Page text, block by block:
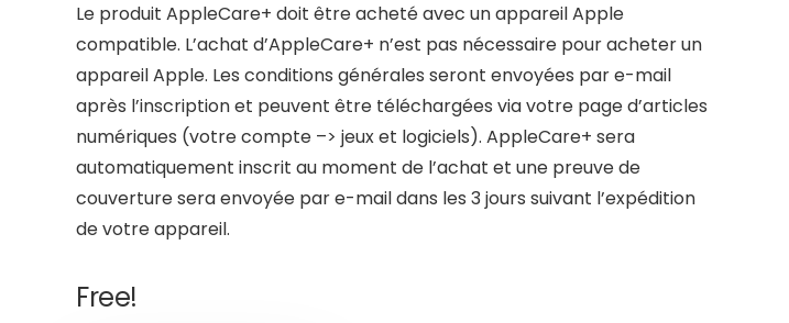
Le produit AppleCare+ doit être acheté avec un appareil Apple
compatible. L’achat d’AppleCare+ n’est pas nécessaire pour acheter un
appareil Apple. Les conditions générales seront envoyées par e-mail
après l’inscription et peuvent être téléchargées via votre page d’articles
numériques (votre compte –> jeux et logiciels). AppleCare+ sera
automatiquement inscrit au moment de l’achat et une preuve de
couverture sera envoyée par e-mail dans les 3 jours suivant l’expédition
de votre appareil.
Free!